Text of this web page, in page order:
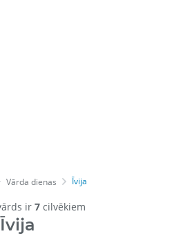
Vārda dienas Īvija
ir 7 cilvēkiem
Īvija